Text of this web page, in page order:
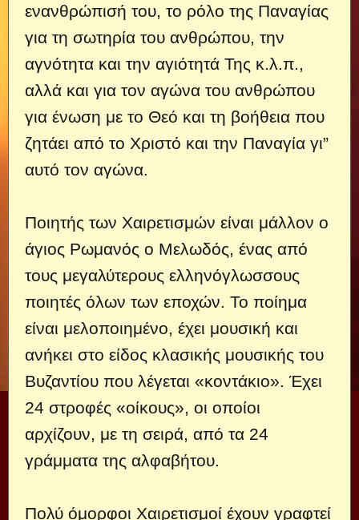
ενανθρώπισή του, το ρόλο της Παναγίας
για τη σωτηρία του ανθρώπου, την
αγνότητα και την αγιότητά Της κ.λ.π.,
αλλά και για τον αγώνα του ανθρώπου
για ένωση με το Θεό και τη βοήθεια που
ζητάει από το Χριστό και την Παναγία γι”
αυτό τον αγώνα.
Ποιητής των Χαιρετισμών είναι μάλλον ο
άγιος Ρωμανός ο Μελωδός, ένας από
τους μεγαλύτερους ελληνόγλωσσους
ποιητές όλων των εποχών. Το ποίημα
είναι μελοποιημένο, έχει μουσική και
ανήκει στο είδος κλασικής μουσικής του
Βυζαντίου που λέγεται «κοντάκιο». Έχει
24 στροφές «οίκους», οι οποίοι
αρχίζουν, με τη σειρά, από τα 24
γράμματα της αλφαβήτου.
Πολύ όμορφοι Χαιρετισμοί έχουν γραφτεί